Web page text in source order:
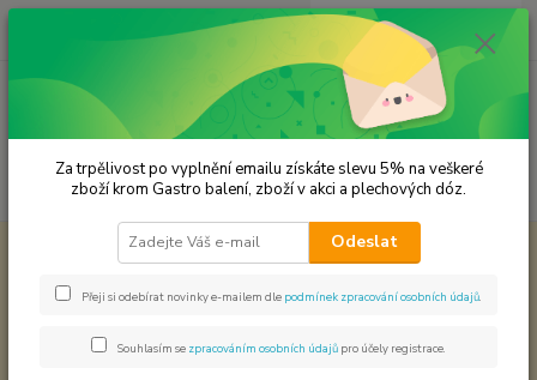
Menu
Hledat
ks
za 0,00 Kč
Premium koření
Paprika sladká DELIKATES 120/ASTA Prémiová
120/ASTA Prémiová kvalita
Za trpělivost po vyplnění emailu získáte slevu 5% na veškeré
zboží krom Gastro balení, zboží v akci a plechových dóz.
Odeslat
Přeji si odebírat novinky e-mailem dle podmínek zpracování osobních údajů
Souhlasím se zpracováním osobních údajů pro účely registrace.